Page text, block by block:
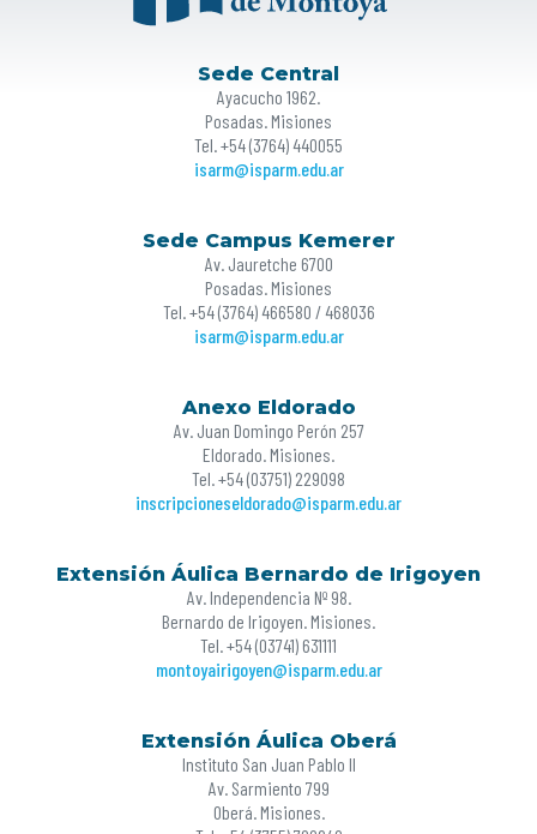
Sede Central
Ayacucho 1962.
Posadas. Misiones
Tel. +54 (3764) 440055
isarm@isparm.edu.ar
Sede Campus Kemerer
Av. Jauretche 6700
Posadas. Misiones
Tel. +54 (3764) 466580 / 468036
isarm@isparm.edu.ar
Anexo Eldorado
Av. Juan Domingo Perón 257
Eldorado. Misiones.
Tel. +54 (03751) 229098
inscripcioneseldorado@isparm.edu.ar
Extensión Áulica Bernardo de Irigoyen
Av. Independencia Nº 98.
Bernardo de Irigoyen. Misiones.
Tel. +54 (03741) 631111
montoyairigoyen@isparm.edu.ar
Extensión Áulica Oberá
Instituto San Juan Pablo II
Av. Sarmiento 799
Oberá. Misiones.